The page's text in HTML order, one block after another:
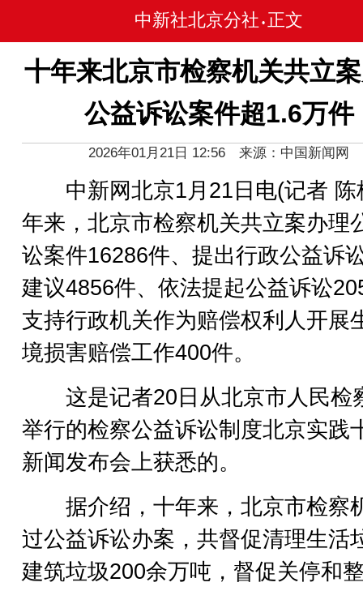
中新社北京分社 • 正文
十年来北京市检察机关共立
公益诉讼案件超1.6万件
2026年01月21日 12:56 来源：中国新闻网
中新网北京1月21日电(记者 陈
年来，北京市检察机关共立案办理
讼案件16286件、提出行政公益诉
建议4856件、依法提起公益诉讼
支持行政机关作为赔偿权利人开展
境损害赔偿工作400件。
这是记者20日从北京市人民检
举行的检察公益诉讼制度北京实践
新闻发布会上获悉的。
据介绍，十年来，北京市检察
过公益诉讼办案，共督促清理生活
建筑垃圾200余万吨，督促关停和